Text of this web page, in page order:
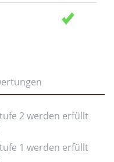
2 werden erfüllt
1 werden erfüllt